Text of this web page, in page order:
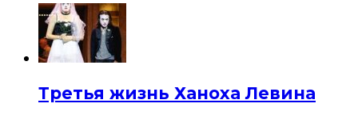
Третья жизнь Ханоха Левина